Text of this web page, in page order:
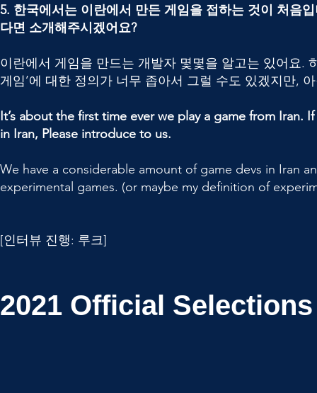
5. 한국에서는 이란에서 만든 게임을 접하는 것이 처음
다면 소개해주시겠어요?
이란에서 게임을 만드는 개발자 몇몇을 알고는 있어요.
게임’에 대한 정의가 너무 좁아서 그럴 수도 있겠지만,
It’s about the first time ever we play a game from
in Iran, Please introduce to us.
We have a considerable amount of game devs in Iran
experimental games. (or maybe my definition of
[인터뷰 진행: 루크]
2021 Official Selections